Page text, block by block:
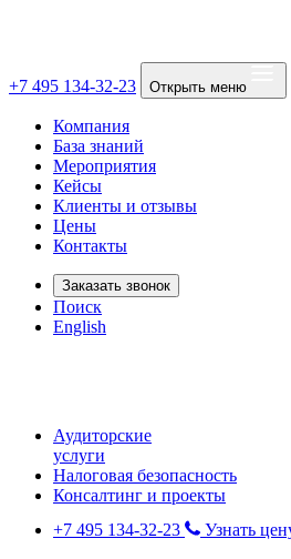
+7 495 134-32-23 Открыть меню
Компания
База знаний
Мероприятия
Кейсы
Клиенты и отзывы
Цены
Контакты
Заказать звонок
Поиск
English
Аудиторские
услуги
Налоговая безопасность
Консалтинг и проекты
+7 495 134-32-23
Узнать